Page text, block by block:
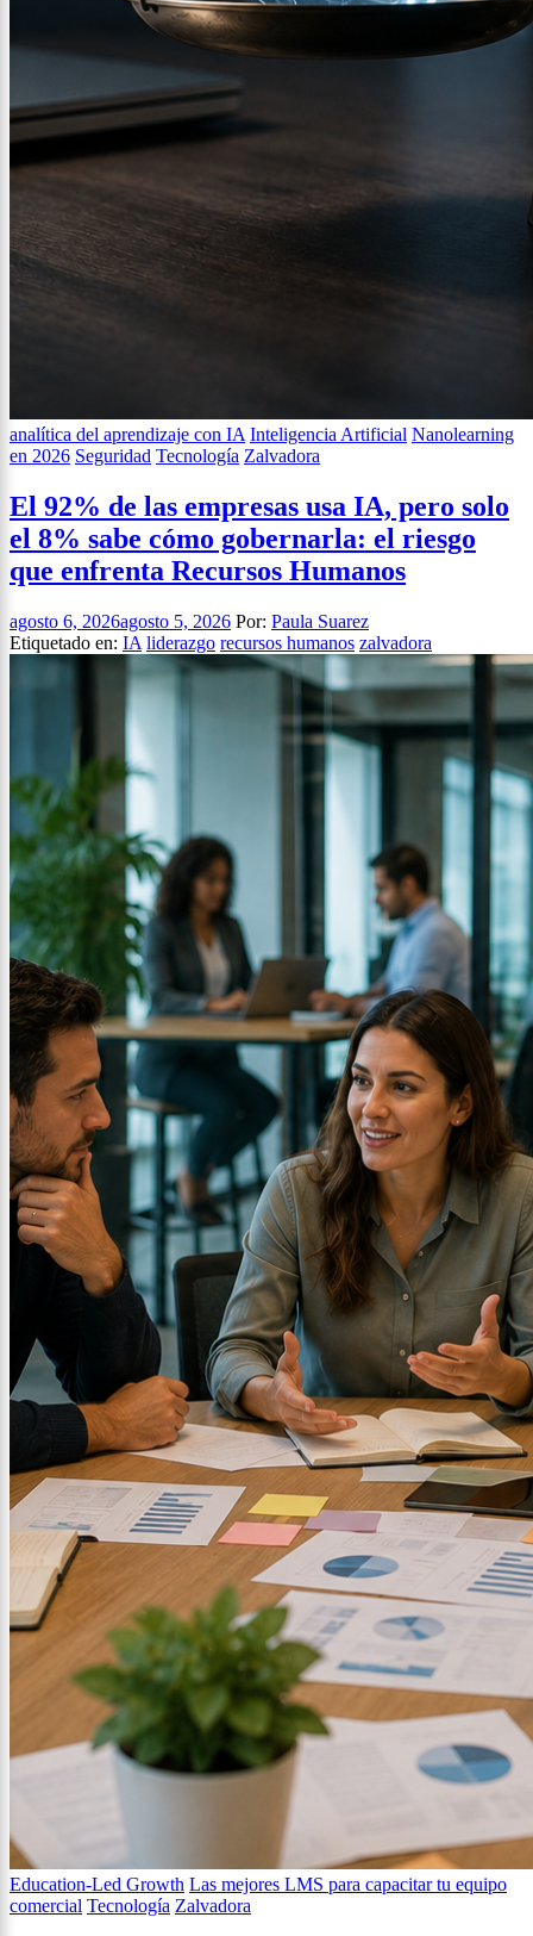
analítica del aprendizaje con IA Inteligencia Artificial Nanolearning
en 2026 Seguridad Tecnología Zalvadora
El 92% de las empresas usa IA, pero solo
el 8% sabe cómo gobernarla: el riesgo
que enfrenta Recursos Humanos
agosto 6, 2026agosto 5, 2026 Por: Paula Suarez
Etiquetado en: IA liderazgo recursos humanos zalvadora
Education-Led Growth Las mejores LMS para capacitar tu equipo
comercial Tecnología Zalvadora